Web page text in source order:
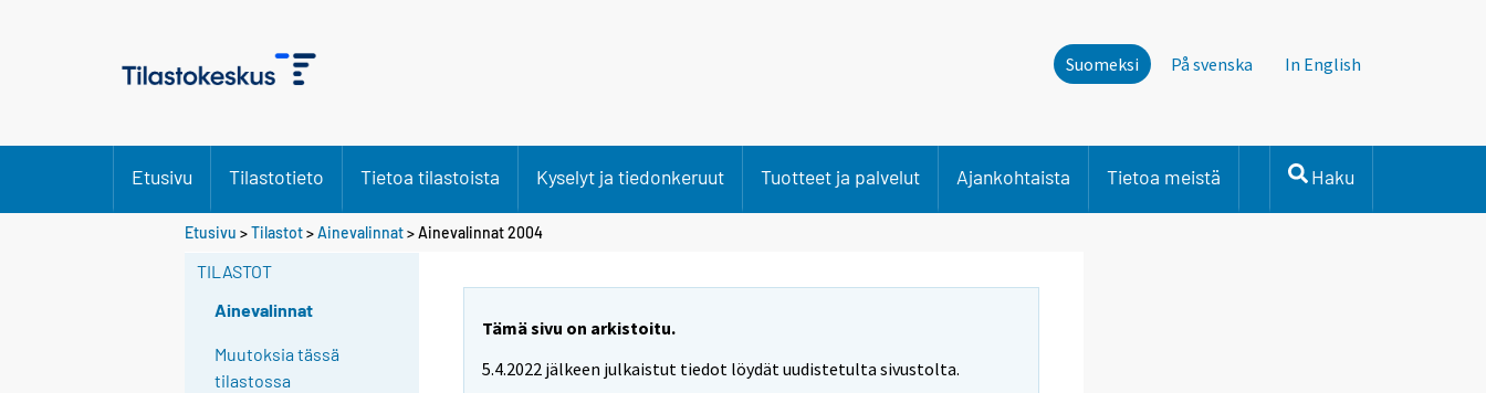
Suomeksi På svenska In English
Etusivu Tilastotieto Tietoa tilastoista Kyselyt ja tiedonkeruut Tuotteet ja palvelut Ajankohtaista Tietoa meistä Haku
Etusivu >Tilastot>Ainevalinnat> Ainevalinnat 2004
TILASTOT
Ainevalinnat
Muutoksia tässä
tilastossa
Tämä sivu on arkistoitu.
5.4.2022 jälkeen julkaistut tiedot löydät uudistetulta sivustolta.